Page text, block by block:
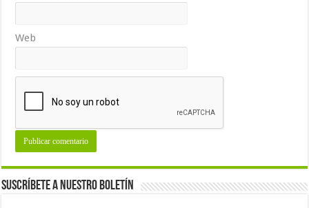
Web
Suscríbete a nuestro Boletín